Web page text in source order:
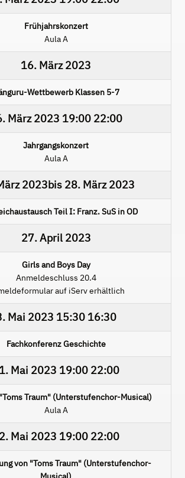
Frühjahrskonzert
Aula A
16. März 2023
Wettbewerb Klassen 5-7
März 2023 19:00 22:00
Jahrgangskonzert
Aula A
2023bis 28. März 2023
Teil I: Franz. SuS in OD
27. April 2023
Girls and Boys Day
Anmeldeschluss 20.4
auf iServ erhältlich
Mai 2023 15:30 16:30
Fachkonferenz Geschichte
Mai 2023 19:00 22:00
Traum" (Unterstufenchor-Musical)
Aula A
Mai 2023 19:00 22:00
von "Toms Traum" (Unterstufenchor-